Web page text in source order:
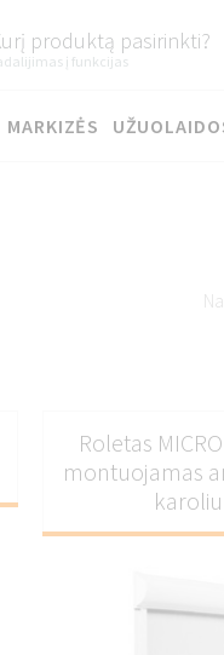
produktą pasirinkti?
į funkcijas
MARKIZĖS
Stilingos
Roletas
montuojamas